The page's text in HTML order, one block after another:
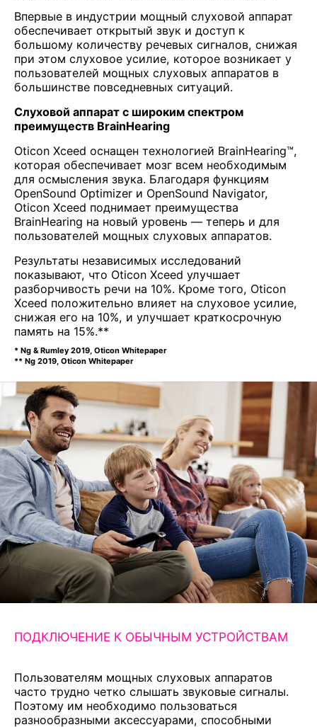
Впервые в индустрии мощный слуховой аппарат
обеспечивает открытый звук и доступ к
большому количеству речевых сигналов, снижая
при этом слуховое усилие, которое возникает у
пользователей мощных слуховых аппаратов в
большинстве повседневных ситуаций.
Слуховой аппарат с широким спектром
преимуществ BrainHearing
Oticon Xceed оснащен технологией BrainHearing™,
которая обеспечивает мозг всем необходимым
для осмысления звука. Благодаря функциям
OpenSound Optimizer и OpenSound Navigator,
Oticon Xceed поднимает преимущества
BrainHearing на новый уровень — теперь и для
пользователей мощных слуховых аппаратов.
Результаты независимых исследований
показывают, что Oticon Xceed улучшает
разборчивость речи на 10%. Кроме того, Oticon
Xceed положительно влияет на слуховое усилие,
снижая его на 10%, и улучшает краткосрочную
память на 15%.**
* Ng & Rumley 2019, Oticon Whitepaper
** Ng 2019, Oticon Whitepaper
ПОДКЛЮЧЕНИЕ К ОБЫЧНЫМ УСТРОЙСТВАМ
Пользователям мощных слуховых аппаратов
часто трудно четко слышать звуковые сигналы.
Поэтому им необходимо пользоваться
разнообразными аксессуарами, способными